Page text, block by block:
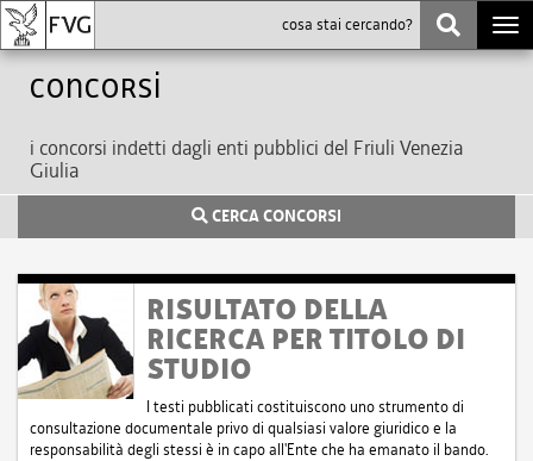
Concorsi
i concorsi indetti dagli enti pubblici del Friuli Venezia
Giulia
CERCA CONCORSI
RISULTATO DELLA
RICERCA PER TITOLO DI
STUDIO
I testi pubblicati costituiscono uno strumento di
consultazione documentale privo di qualsiasi valore giuridico e la
responsabilità degli stessi è in capo all'Ente che ha emanato il bando.